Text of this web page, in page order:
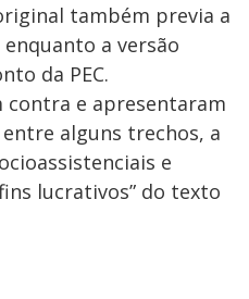
também previa a
a versão
da PEC.
e apresentaram
alguns trechos, a
e
lucrativos” do texto